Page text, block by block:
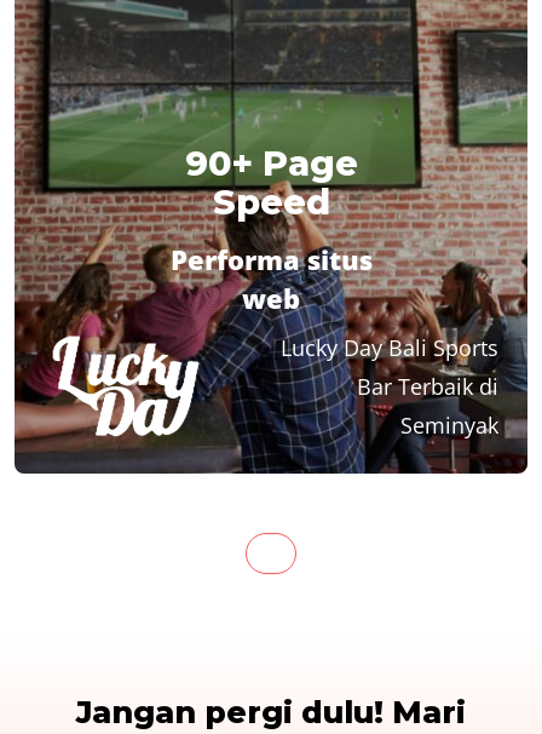
90+ Page
Speed
Performa situs
web
Lucky Day BaliSports
Bar Terbaik di
Seminyak
Jangan pergi dulu! Mari